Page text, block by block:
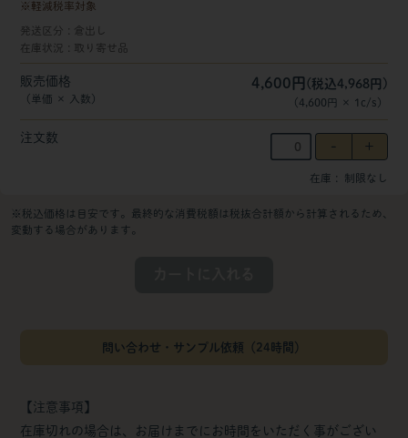
軽減税率対象
発送区分
倉出し
在庫状況
取り寄せ品
販売価格
（単価 × 入数）
4,600円 (税込4,968円)
（ 4,600円 × 1 c/s ）
注文数
在庫 制限なし
※税込価格は目安です。最終的な消費税額は税抜合計額から計算されるため、
変動する場合があります。
問い合わせ・サンプル依頼（24時間）
【注意事項】
在庫切れの場合は、お届けまでにお時間をいただく事がござい